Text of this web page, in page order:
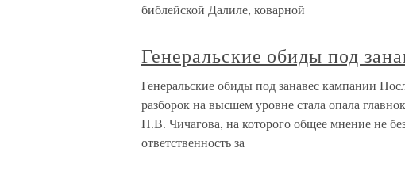
библейской Далиле, коварной
Генеральские обиды под
Генеральские обиды под занавес кампании
разборок на высшем уровне стала опала
П.В. Чичагова, на которого общее мнение не
ответственность за